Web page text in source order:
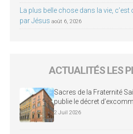
La plus belle chose dans la vie,
par Jésus août 6, 2026
ACTUALITÉS LES
Sacres de la Fraternité
publie le décret
2 Juil 2026